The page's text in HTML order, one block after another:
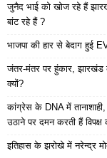
जुनैद भाई को खोज रहे हैं
बांट रहे हैं ?
भाजपा की हार से बेदाग हुई
जंतर-मंतर पर हुंकार, झारखंड के
क्यों?
कांग्रेस के DNA में
उठाने पर दमन करती हैं
इतिहास के झरोखे में नरेन्द्र